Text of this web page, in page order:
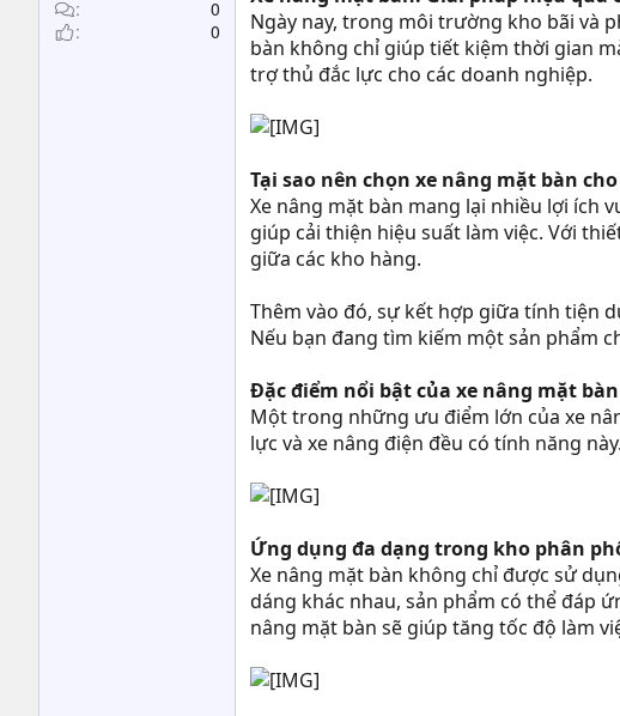
t
e
0
0
Ngày nay, trong môi trường kho bãi và
bàn không chỉ giúp tiết kiệm thời gian
trợ thủ đắc lực cho các doanh nghiệp.
Tại sao nên chọn xe nâng mặt bàn
Xe nâng mặt bàn mang lại nhiều lợi ích
giúp cải thiện hiệu suất làm việc. Với
giữa các kho hàng.
Thêm vào đó, sự kết hợp giữa tính tiện
Nếu bạn đang tìm kiếm một sản phẩm
Đặc điểm nổi bật của xe nâng mặt bàn
Một trong những ưu điểm lớn của xe
lực và xe nâng điện đều có tính năng
Ứng dụng đa dạng trong kho phân
Xe nâng mặt bàn không chỉ được sử
dáng khác nhau, sản phẩm có thể đáp
nâng mặt bàn sẽ giúp tăng tốc độ làm